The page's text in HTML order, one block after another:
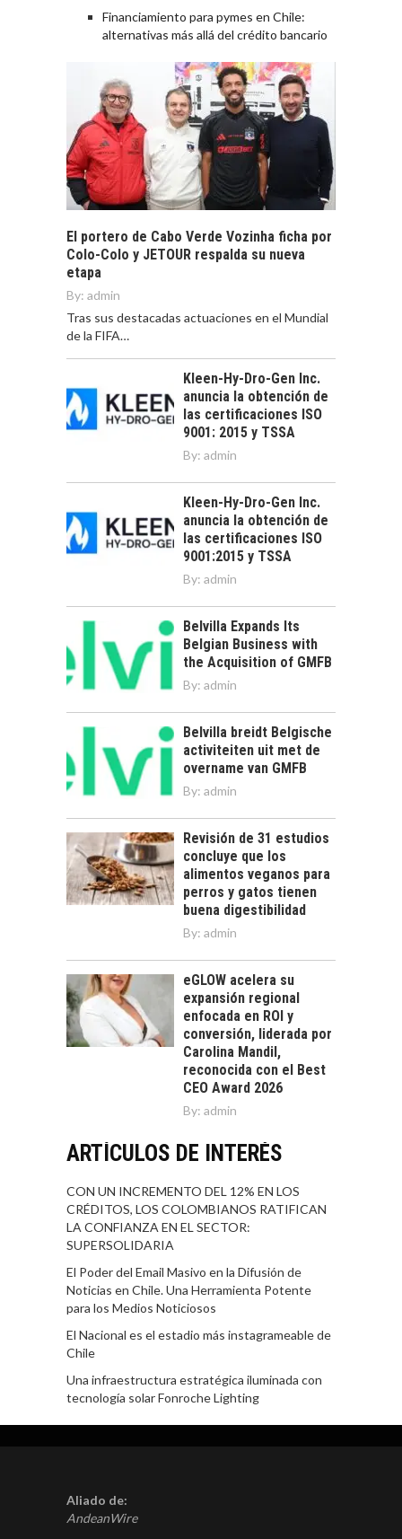
Financiamiento para pymes en Chile:
alternativas más allá del crédito bancario
El portero de Cabo Verde Vozinha ficha por
Colo-Colo y JETOUR respalda su nueva
etapa
By: admin
Tras sus destacadas actuaciones en el Mundial
de la FIFA…
Kleen-Hy-Dro-Gen Inc.
anuncia la obtención de
las certificaciones ISO
9001: 2015 y TSSA
By: admin
Kleen-Hy-Dro-Gen Inc.
anuncia la obtención de
las certificaciones ISO
9001:2015 y TSSA
By: admin
Belvilla Expands Its
Belgian Business with
the Acquisition of GMFB
By: admin
Belvilla breidt Belgische
activiteiten uit met de
overname van GMFB
By: admin
Revisión de 31 estudios
concluye que los
alimentos veganos para
perros y gatos tienen
buena digestibilidad
By: admin
eGLOW acelera su
expansión regional
enfocada en ROI y
conversión, liderada por
Carolina Mandil,
reconocida con el Best
CEO Award 2026
By: admin
ARTÍCULOS DE INTERÉS
CON UN INCREMENTO DEL 12% EN LOS
CRÉDITOS, LOS COLOMBIANOS RATIFICAN
LA CONFIANZA EN EL SECTOR:
SUPERSOLIDARIA
El Poder del Email Masivo en la Difusión de
Noticias en Chile. Una Herramienta Potente
para los Medios Noticiosos
El Nacional es el estadio más instagrameable de
Chile
Una infraestructura estratégica iluminada con
tecnología solar Fonroche Lighting
Aliado de:
AndeanWire